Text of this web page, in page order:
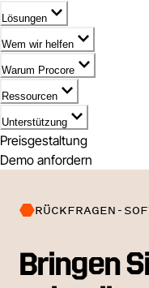
Lösungen
Wem wir helfen
Warum Procore
Ressourcen
Unterstützung
Preisgestaltung
Demo anfordern
RÜCKFRAGEN-
Bringen